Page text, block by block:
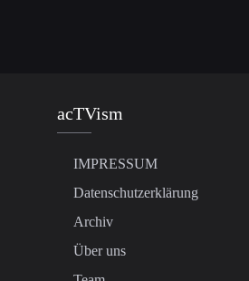
acTVism
IMPRESSUM
Datenschutzerklärung
Archiv
Über uns